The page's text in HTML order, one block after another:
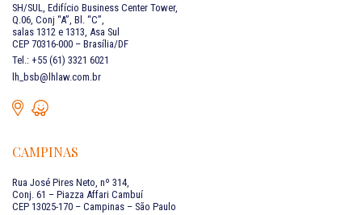
SH/SUL, Edifício Business Center Tower,
Q.06, Conj “A”, Bl. “C”,
salas 1312 e 1313, Asa Sul
CEP 70316-000 – Brasília/DF
Tel.: +55 (61) 3321 6021
lh_bsb@lhlaw.com.br
CAMPINAS
Rua José Pires Neto, nº 314,
Conj. 61 – Piazza Affari Cambuí
CEP 13025-170 – Campinas – São Paulo